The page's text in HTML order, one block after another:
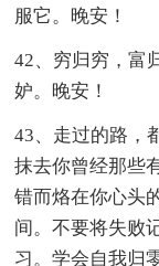
服它。晚安！
42、穷归穷，富
妒。晚安！
43、走过的路，
抹去你曾经那些
错而烙在你心头
间。不要将失败
习。学会自我归